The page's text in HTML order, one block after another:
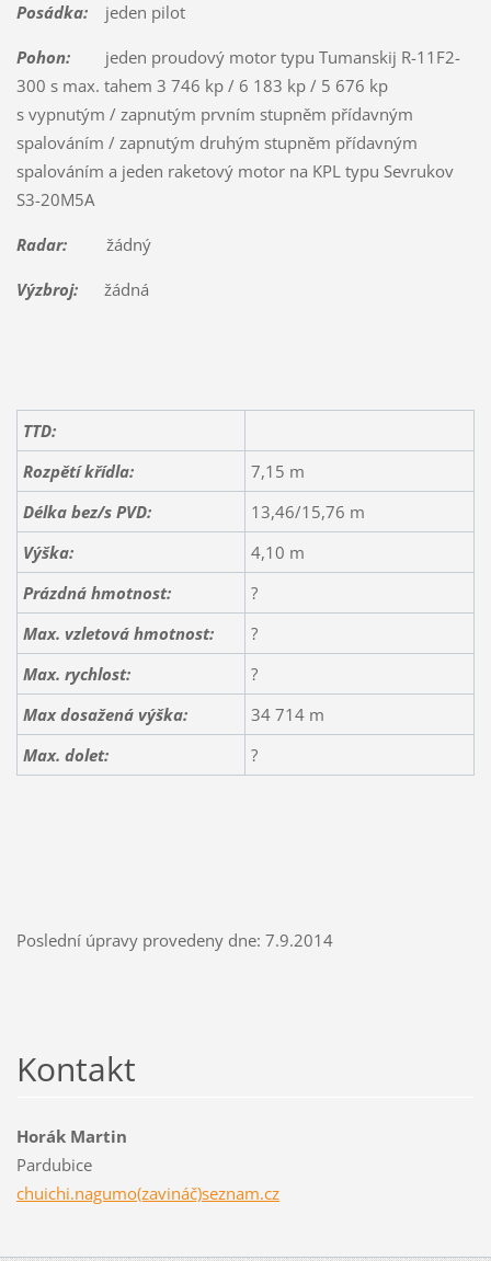
Posádka:jeden pilot
Pohon:jeden proudový motor typu Tumanskij R-11F2-
300 s max. tahem 3 746 kp / 6 183 kp / 5 676 kp
s vypnutým / zapnutým prvním stupněm přídavným
spalováním / zapnutým druhým stupněm přídavným
spalováním a jeden raketový motor na KPL typu Sevrukov
S3-20M5A
Radar:žádný
Výzbroj:žádná
TTD:
Rozpětí křídla:
7,15 m
Délka bez/s PVD:
13,46/15,76 m
Výška:
4,10 m
Prázdná hmotnost:
?
Max. vzletová hmotnost:
?
Max. rychlost:
?
Max dosažená výška:
34 714 m
Max. dolet:
?
Poslední úpravy provedeny dne: 7.9.2014
Kontakt
Horák Martin
Pardubice
chuichi.nagumo(zavináč)seznam.cz